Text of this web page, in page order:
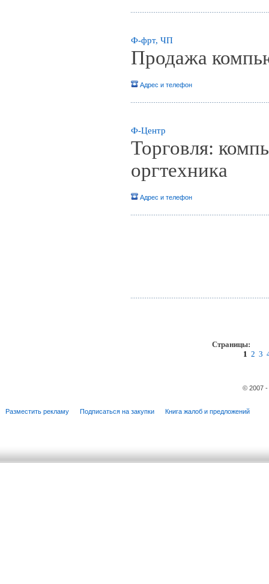
Ф-фрт, ЧП
Продажа
Адрес и телефон
Ф-Центр
Торговля:
оргтехника
Адрес и телефон
Страницы:
1 2 3
© 2007
Разместить рекламу Подписаться на закупки Книга жалоб и предложений